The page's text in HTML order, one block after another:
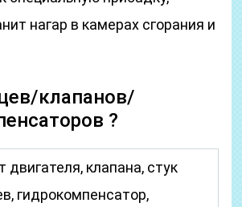
нагар в камерах сгорания и
клапанов/
?
двигателя, клапана, стук
гидрокомпенсатор,